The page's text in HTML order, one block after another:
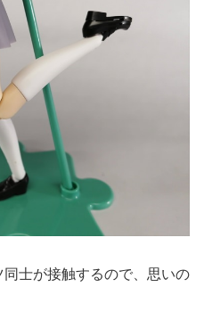
士が接触するので、思いの